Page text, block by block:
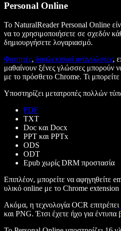
Personal Online
Το NaturalReader Personal Online
να το χρησιμοποιήσετε σε σχεδόν
δημιουργήσετε λογαριασμό.
Φοιτητές, δυσλεκτικοί αναγνώστες,
μαθαίνουν ξένες γλώσσες μπορούν
με το πρόσθετο Chrome. Τι
Υποστηρίζει μετατροπές πολλών
PDF
TXT
Doc και Docx
PPT και PPTx
ODS
ODT
Epub χωρίς DRM προστασία
Επιπλέον, μπορείτε να αφηγηθείτε
υλικό online με το Chrome
Ακόμα, η τεχνολογία OCR επιτρέπει
και PNG. Έτσι έχετε ήχο για έντυπα